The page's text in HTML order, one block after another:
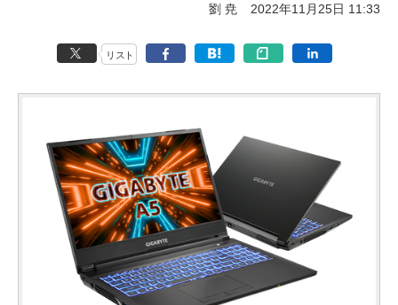
劉 尭 2022年11月25日 11:33
リスト